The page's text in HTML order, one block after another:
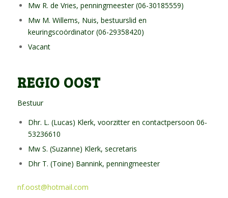
Mw R. de Vries, penningmeester (06-30185559)
Mw M. Willems, Nuis, bestuurslid en
keuringscoördinator (06-29358420)
Vacant
REGIO OOST
Bestuur
Dhr. L. (Lucas) Klerk, voorzitter en contactpersoon 06-
53236610
Mw S. (Suzanne) Klerk, secretaris
Dhr T. (Toine) Bannink, penningmeester
nf.oost@hotmail.com